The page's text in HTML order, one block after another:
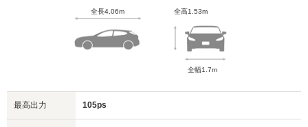
全長4.06m 全高1.53m
全幅1.7m
最高出力 105ps